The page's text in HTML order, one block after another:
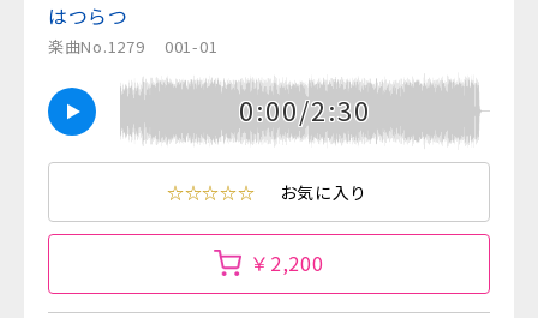
はつらつ
楽曲No.1279 001-01
0:00/2:30
☆☆☆☆☆ お気に入り
￥2,200